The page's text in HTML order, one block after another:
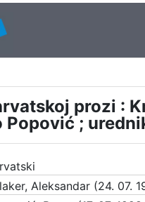
prozi :
;
Aleksandar (24. 07.